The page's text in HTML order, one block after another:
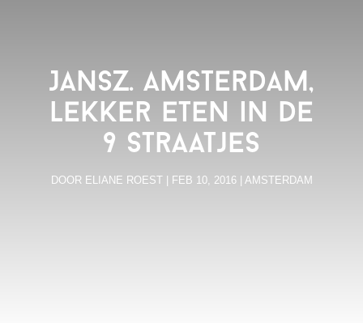
Jansz. Amsterdam,
lekker eten in de
9 straatjes
DOOR ELIANE ROEST| FEB 10, 2016| AMSTERDAM